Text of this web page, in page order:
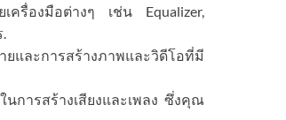
ครื่องมือต่างๆ เช่น Equalizer,
ยและการสร้างภาพและวิดีโอที่มี
การสร้างเสียงและเพลง ซึ่งคุณ